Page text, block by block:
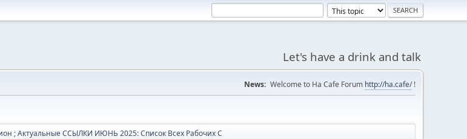
Let's have a drink and talk
News: Welcome to Ha Cafe Forum http://ha.cafe/!
; Актуальные ССЫЛКИ ИЮНЬ 2025: Список Всех Рабочих С